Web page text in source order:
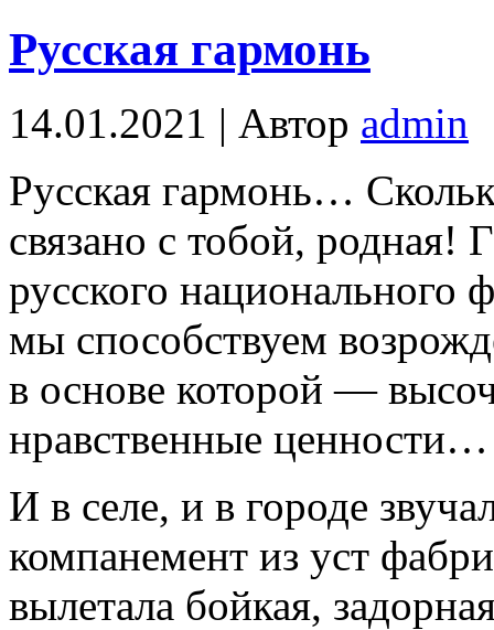
Русская гармонь
14.01.2021 | Автор admin
Русская гар­монь…
связано с тобой, родная!
рус­ского национального
мы способству­ем
в основе которой —
нравственные ценности…
И в селе, и в го­роде
компанемент из уст
вылетала бой­кая,